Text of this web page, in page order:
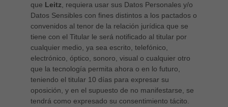
que Leitz , requiera usar sus Datos Personales y/o
Datos Sensibles con fines distintos a los pactados o
convenidos al tenor de la relación jurídica que se
tiene con el Titular le será notificado al titular por
cualquier medio, ya sea escrito, telefónico,
electrónico, óptico, sonoro, visual o cualquier otro
que la tecnología permita ahora o en lo futuro,
teniendo el titular 10 días para expresar su
oposición, y en el supuesto de no manifestarse, se
tendrá como expresado su consentimiento tácito.